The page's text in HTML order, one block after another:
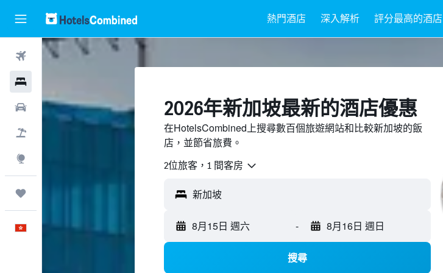
熱門酒店 深入解析 評分最高的酒店
機票
租車
中文
2026年新加坡最新的酒店優惠
在HotelsCombined上搜尋數百個旅遊網站和比較新加坡的飯
店，並節省旅費。
2位旅客，1 間客房
8月15日 週六 - 8月16日 週日
搜尋